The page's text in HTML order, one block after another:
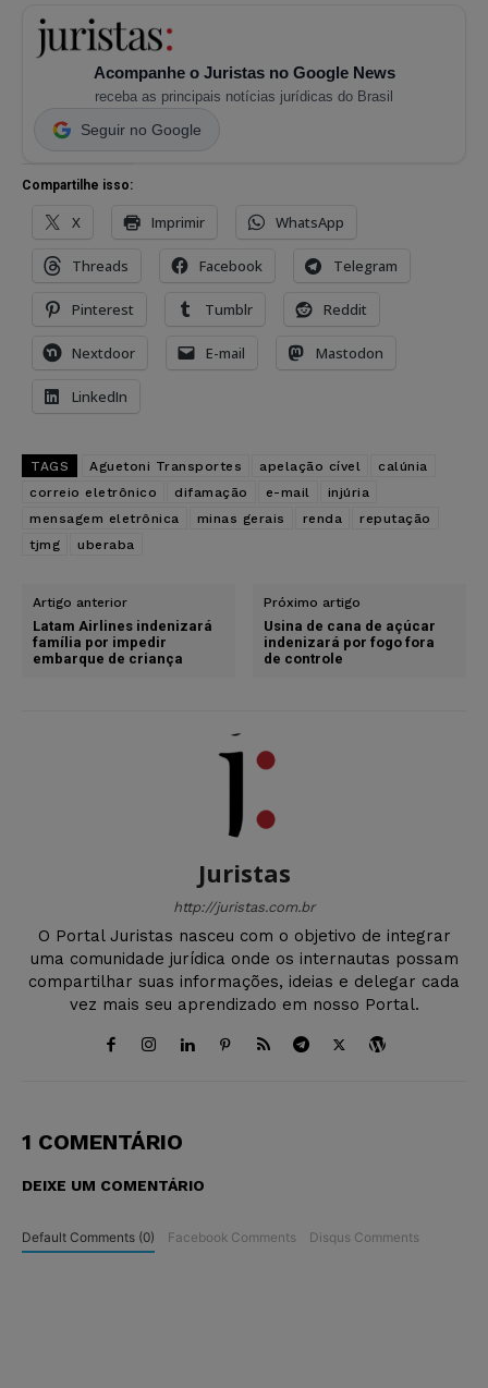
Acompanhe o Juristas no Google News
receba as principais notícias jurídicas do Brasil
Seguir no Google
Compartilhe isso:
X Imprimir WhatsApp
Threads Facebook Telegram
Pinterest Tumblr Reddit
Nextdoor E-mail Mastodon
LinkedIn
TAGS Aguetoni Transportes apelação cível
calúnia
correio eletrônico
difamação e-mail
injúria
mensagem eletrônica
minas gerais renda
reputação
tjmg
uberaba
Artigo anterior
Latam Airlines indenizará
família por impedir
embarque de criança
Próximo artigo
Usina de cana de açúcar
indenizará por fogo fora
de controle
Juristas
http://juristas.com.br
O Portal Juristas nasceu com o objetivo de integrar
uma comunidade jurídica onde os internautas possam
compartilhar suas informações, ideias e delegar cada
vez mais seu aprendizado em nosso Portal.
1 COMENTÁRIO
DEIXE UM COMENTÁRIO
Default Comments (0) Facebook Comments Disqus Comments